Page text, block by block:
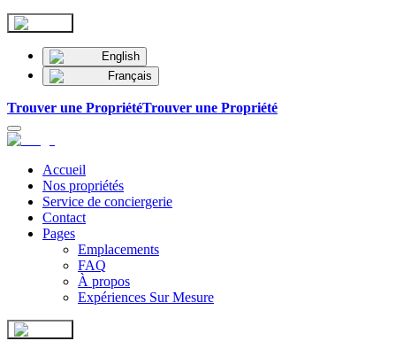
English
Français
Trouver une PropriétéTrouver une Propriété
Accueil
Nos propriétés
Service de conciergerie
Contact
Pages
Emplacements
FAQ
À propos
Expériences Sur Mesure